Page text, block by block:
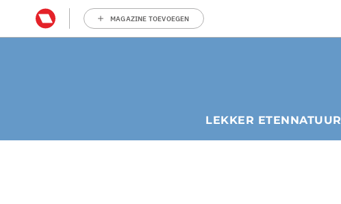
MAGAZINE TOEVOEGEN
LEKKER ETENNATUUR